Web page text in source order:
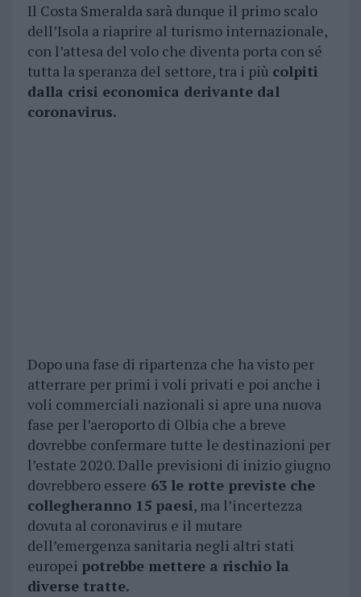
Il Costa Smeralda sarà dunque il primo scalo
dell’Isola a riaprire al turismo internazionale,
con l’attesa del volo che diventa porta con sé
tutta la speranza del settore, tra i più colpiti
dalla crisi economica derivante dal
coronavirus.
Dopo una fase di ripartenza che ha visto per
atterrare per primi i voli privati e poi anche i
voli commerciali nazionali si apre una nuova
fase per l’aeroporto di Olbia che a breve
dovrebbe confermare tutte le destinazioni per
l’estate 2020. Dalle previsioni di inizio giugno
dovrebbero essere 63 le rotte previste che
collegheranno 15 paesi, ma l’incertezza
dovuta al coronavirus e il mutare
dell’emergenza sanitaria negli altri stati
europei potrebbe mettere a rischio la
diverse tratte.